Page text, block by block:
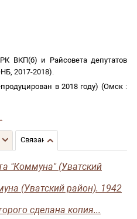
ВКП(б) и Райсовета депутатов
, 2017-2018).
в 2018 году) (Омск :
Связанные записи
"Коммуна" (Уватский
(Уватский район). 1942
сделана копия...